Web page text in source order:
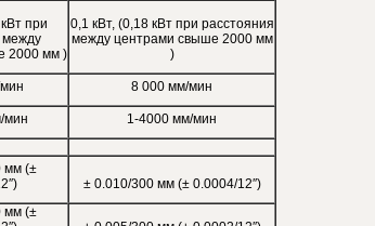
при
между
2000 мм )
0,1 кВт, (0,18 кВт при расстояния
между центрами свыше 2000 мм
)
8 000 мм/мин
мин
1-4000 мм/мин
мм (±
± 0.010/300 мм (± 0.0004/12″)
мм (±